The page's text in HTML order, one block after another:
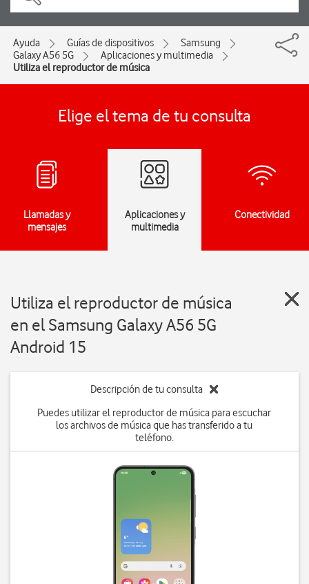
Ayuda Guías de dispositivos
Samsung
Galaxy A56 5G
Aplicaciones y multimedia
Utiliza el reproductor de música
Elige el tema de tu consulta
Llamadas y
mensajes
Aplicaciones y
multimedia
Conectividad
Utiliza el reproductor de música
en el Samsung Galaxy A56 5G
Android 15
Descripción de tu consulta
Puedes utilizar el reproductor de música para escuchar
los archivos de música que has transferido a tu
teléfono.